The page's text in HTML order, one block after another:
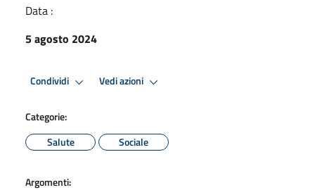
Data :
5 agosto 2024
Condividi Vedi azioni
Categorie:
Salute
Sociale
Argomenti: